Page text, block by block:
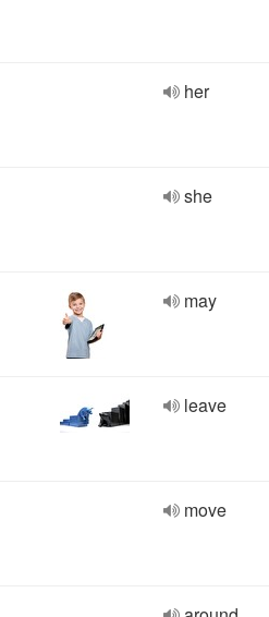
her
she
may
leave
move